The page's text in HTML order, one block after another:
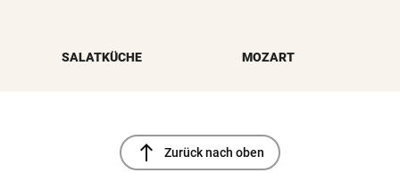
SALATKÜCHE MOZART
north Zurück nach oben